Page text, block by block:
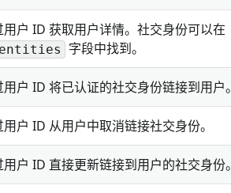
用户 ID 获取用户详情。社交身份可以在
字段中找到。
户 ID 将已认证的社交身份链接到用户。
户 ID 从用户中取消链接社交身份。
户 ID 直接更新链接到用户的社交身份。